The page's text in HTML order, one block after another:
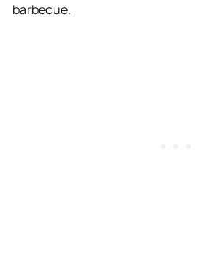
barbecue.